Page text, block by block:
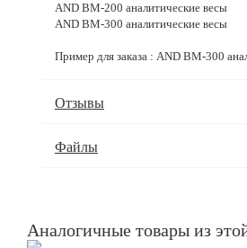
AND BM-200 аналитические весы
AND BM-300 аналитические весы
Пример для заказа : AND BM-300
Отзывы
Файлы
Аналогичные товары из